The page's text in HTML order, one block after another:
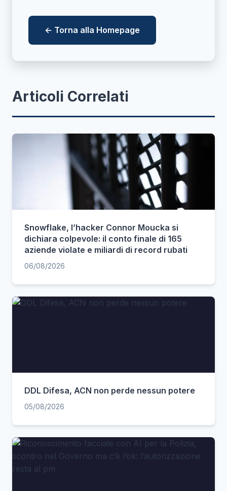
← Torna alla Homepage
Articoli Correlati
Snowflake, l’hacker Connor Moucka si
dichiara colpevole: il conto finale di 165
aziende violate e miliardi di record rubati
06/08/2026
DDL Difesa, ACN non perde nessun potere
05/08/2026